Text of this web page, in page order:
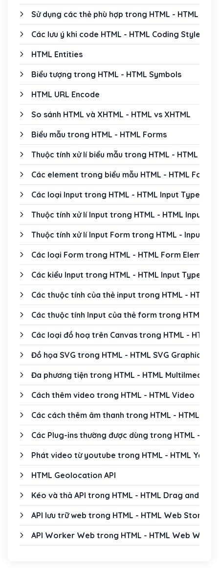
Sử dụng các thẻ phù hợp trong HTML - HTML
Các lưu ý khi code HTML - HTML Coding Style
HTML Entities
Biểu tượng trong HTML - HTML Symbols
HTML URL Encode
So sánh HTML và XHTML - HTML vs XHTML
Biểu mẫu trong HTML - HTML Forms
Thuộc tính xử lí biểu mẫu trong HTML - HTML
Các element trong biểu mẫu HTML - HTML Form
Các loại Input trong HTML - HTML Input Types
Thuộc tính xử lí Input trong HTML - HTML Input
Thuộc tính xử lí Input Form trong HTML - Input
Các loại Form trong HTML - HTML Form Elements
Các kiểu Input trong HTML - HTML Input Types
Các thuộc tính của thẻ input trong HTML - HTML
Các thuộc tính Input của thẻ form trong HTML -
Các loại đồ hoạ trên Canvas trong HTML - HTML
Đồ họa SVG trong HTML - HTML SVG Graphics
Đa phương tiện trong HTML - HTML Multilmedia
Cách thêm video trong HTML - HTML Video
Các cách thêm âm thanh trong HTML - HTML
Các Plug-ins thường được dùng trong HTML -
Phát video từ youtube trong HTML - HTML
HTML Geolocation API
Kéo và thả API trong HTML - HTML Drag and
API lưu trữ web trong HTML - HTML Web Storage
API Worker Web trong HTML - HTML Web